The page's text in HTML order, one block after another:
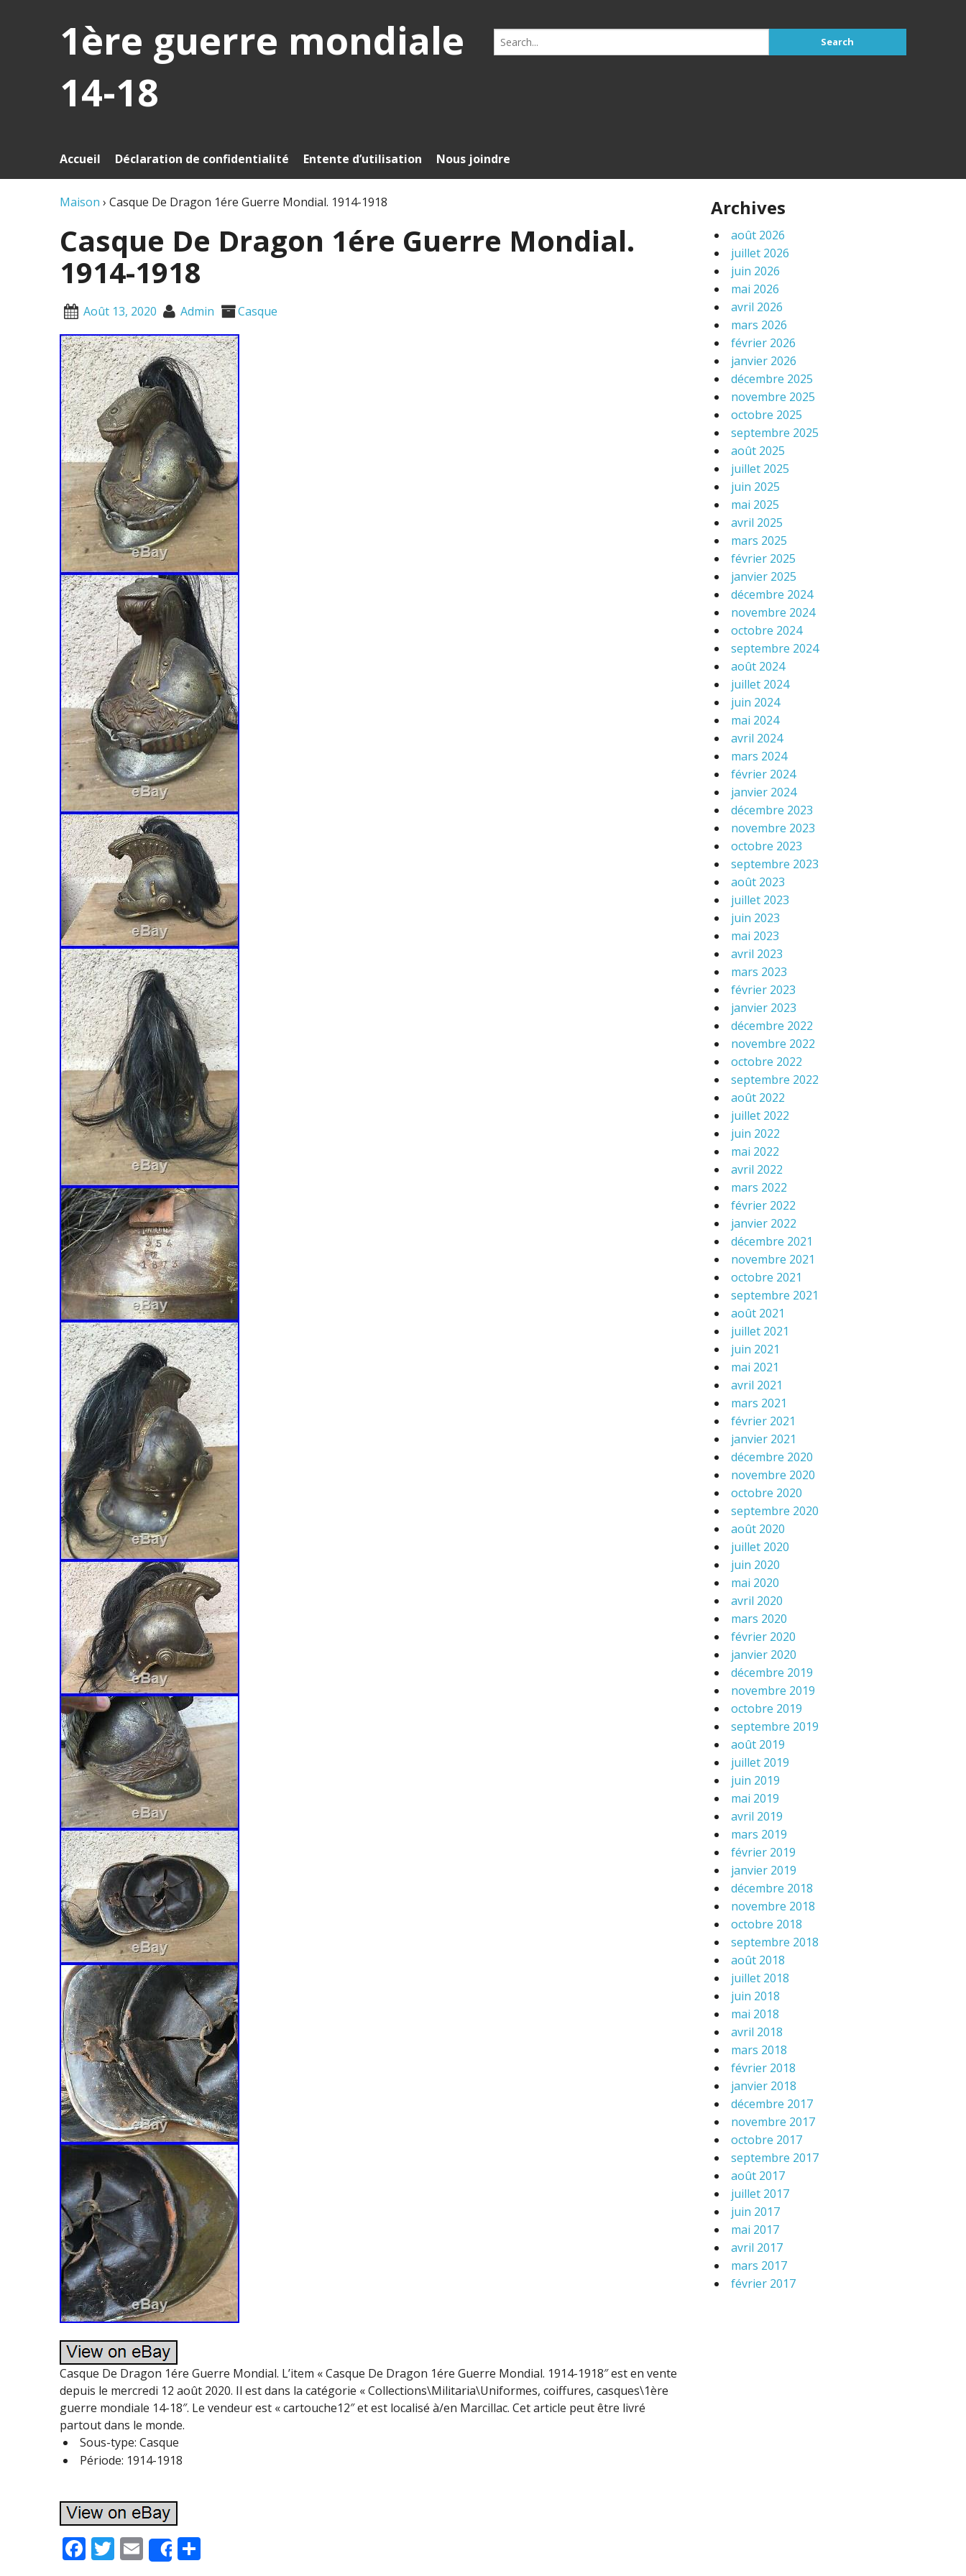
1ère guerre mondiale
14-18
Search
for:
Accueil Déclaration de confidentialité Entente d’utilisation Nous joindre
Maison › Casque De Dragon 1ére Guerre Mondial. 1914-1918
Casque De Dragon 1ére Guerre Mondial.
1914-1918
Août 13, 2020 Admin Casque
Casque De Dragon 1ére Guerre Mondial. L’item « Casque De Dragon 1ére Guerre Mondial. 1914-1918″ est en vente
depuis le mercredi 12 août 2020. Il est dans la catégorie « Collections\Militaria\Uniformes, coiffures, casques\1ère
guerre mondiale 14-18″. Le vendeur est « cartouche12″ et est localisé à/en Marcillac. Cet article peut être livré
partout dans le monde.
Sous-type: Casque
Période: 1914-1918
F T E Share
Archives
août 2026
juillet 2026
juin 2026
mai 2026
avril 2026
mars 2026
février 2026
janvier 2026
décembre 2025
novembre 2025
octobre 2025
septembre 2025
août 2025
juillet 2025
juin 2025
mai 2025
avril 2025
mars 2025
février 2025
janvier 2025
décembre 2024
novembre 2024
octobre 2024
septembre 2024
août 2024
juillet 2024
juin 2024
mai 2024
avril 2024
mars 2024
février 2024
janvier 2024
décembre 2023
novembre 2023
octobre 2023
septembre 2023
août 2023
juillet 2023
juin 2023
mai 2023
avril 2023
mars 2023
février 2023
janvier 2023
décembre 2022
novembre 2022
octobre 2022
septembre 2022
août 2022
juillet 2022
juin 2022
mai 2022
avril 2022
mars 2022
février 2022
janvier 2022
décembre 2021
novembre 2021
octobre 2021
septembre 2021
août 2021
juillet 2021
juin 2021
mai 2021
avril 2021
mars 2021
février 2021
janvier 2021
décembre 2020
novembre 2020
octobre 2020
septembre 2020
août 2020
juillet 2020
juin 2020
mai 2020
avril 2020
mars 2020
février 2020
janvier 2020
décembre 2019
novembre 2019
octobre 2019
septembre 2019
août 2019
juillet 2019
juin 2019
mai 2019
avril 2019
mars 2019
février 2019
janvier 2019
décembre 2018
novembre 2018
octobre 2018
septembre 2018
août 2018
juillet 2018
juin 2018
mai 2018
avril 2018
mars 2018
février 2018
janvier 2018
décembre 2017
novembre 2017
octobre 2017
septembre 2017
août 2017
juillet 2017
juin 2017
mai 2017
avril 2017
mars 2017
février 2017